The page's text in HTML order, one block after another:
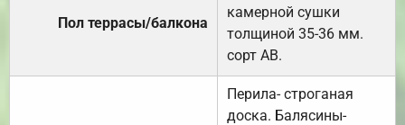
Пол террасы/балкона
камерной сушки
толщиной 35-36 мм.
сорт АВ.
Перила- строганая
доска. Балясины-